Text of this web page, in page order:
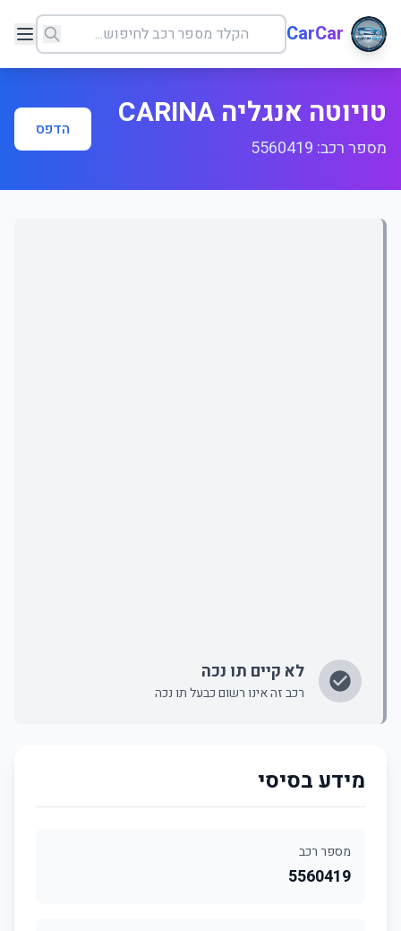
CarCar
טויוטה אנגליה CARINA
מספר רכב: 5560419
הדפס
לא קיים תו נכה
רכב זה אינו רשום כבעל תו נכה
מידע בסיסי
מספר רכב
5560419